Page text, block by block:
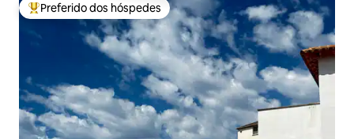
Entre os melhores preferidos dos hóspedes
Preferido dos hóspedes